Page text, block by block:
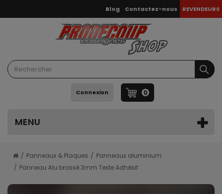
Blog Contactez-nous REVENDEURS
Connexion 0
MENU
Panneaux & Plaques
Panneaux aluminium
Panneau Alu brossé 3mm Texte Adhésif